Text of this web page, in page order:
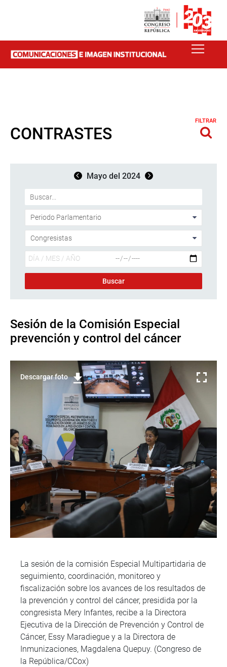
CONTRASTES
FILTRAR
Mayo del 2024
Sesión de la Comisión Especial
prevención y control del cáncer
Descargar foto
La sesión de la comisión Especial Multipartidaria de
seguimiento, coordinación, monitoreo y
fiscalización sobre los avances de los resultados de
la prevención y control del cáncer, presidida por la
congresista Mery Infantes, recibe a la Directora
Ejecutiva de la Dirección de Prevención y Control de
Cáncer, Essy Maradiegue y a la Directora de
Inmunizaciones, Magdalena Quepuy. (Congreso de
la República/CCox)